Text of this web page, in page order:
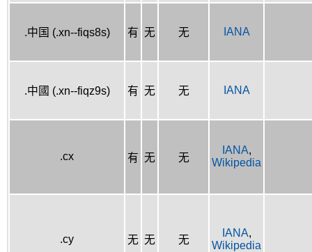
.中国 (.xn--fiqs8s) 有 无 无 IANA
.中國 (.xn--fiqz9s) 有 无 无 IANA
.cx 有 无 无
IANA,
Wikipedia
.cy 无 无 无
IANA,
Wikipedia